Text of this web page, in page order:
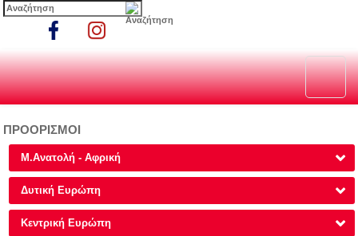
ΠΡΟΟΡΙΣΜΟΙ
Μ.Ανατολή - Αφρική
Δυτική Ευρώπη
Κεντρική Ευρώπη